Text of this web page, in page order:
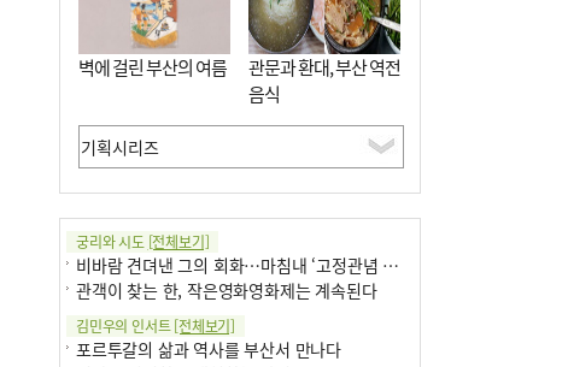
벽에 걸린 부산의 여름
관문과 환대, 부산 역전
음식
궁리와 시도 [전체보기]
비바람 견뎌낸 그의 회화…마침내 ‘고정관념 감옥’서 해방
관객이 찾는 한, 작은영화영화제는 계속된다
김민우의 인서트[전체보기]
포르투갈의 삶과 역사를 부산서 만나다